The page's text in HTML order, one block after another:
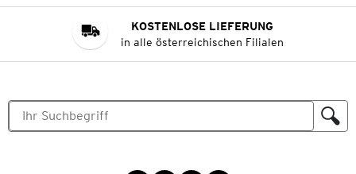
KOSTENLOSE LIEFERUNG
in alle österreichischen Filialen